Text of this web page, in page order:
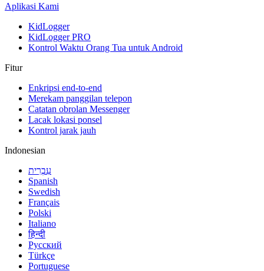
Aplikasi Kami
KidLogger
KidLogger PRO
Kontrol Waktu Orang Tua untuk Android
Fitur
Enkripsi end-to-end
Merekam panggilan telepon
Catatan obrolan Messenger
Lacak lokasi ponsel
Kontrol jarak jauh
Indonesian
עִבְרִית
Spanish
Swedish
Français
Polski
Italiano
हिन्दी
Русский
Türkçe
Portuguese